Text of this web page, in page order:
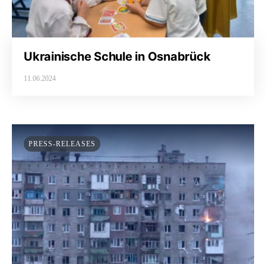
Ukrainische Schule in Osnabrück
11.06.2024
PRESS-RELEASES